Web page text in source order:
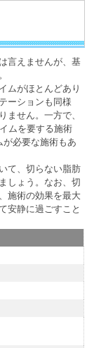
言えませんが、基
ムがほとんどあり
ーションも同様
ません。一方で、
ムを要する施術
必要な施術もあ
て、切らない脂肪
しょう。なお、切
施術の効果を最大
安静に過ごすこと